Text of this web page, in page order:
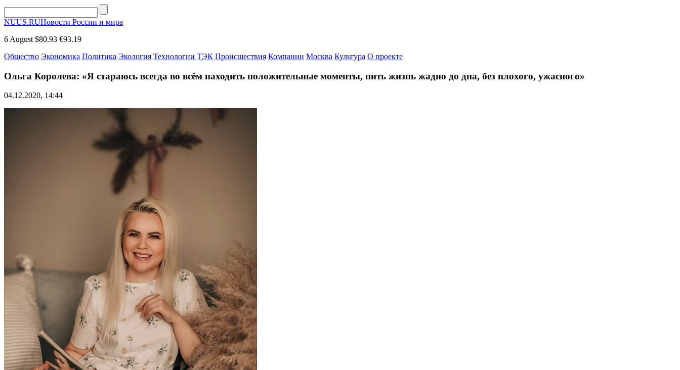
NUUS.RUНовости России и мира
6 August $80.93 €93.19
Общество Экономика Политика Экология Технологии ТЭК Происшествия Компании Москва Культура О проекте
Ольга Королева: «Я стараюсь всегда во всём находить положительные моменты, пить жизнь жадно до дна, без плохого, ужасного»
04.12.2020, 14:44